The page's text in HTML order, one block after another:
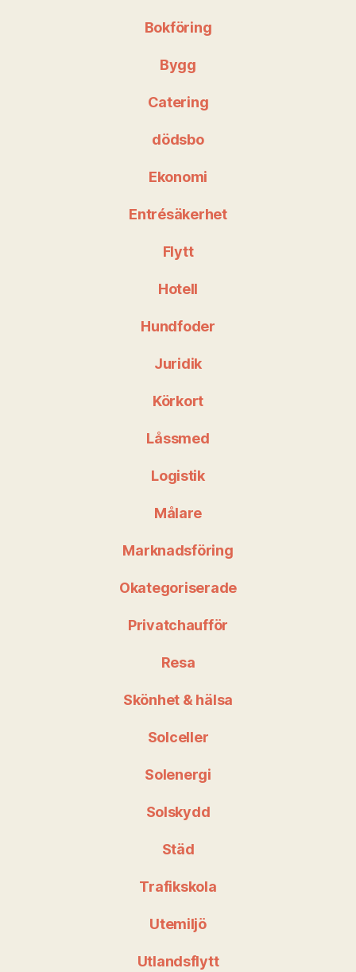
Bokföring
Bygg
Catering
dödsbo
Ekonomi
Entrésäkerhet
Flytt
Hotell
Hundfoder
Juridik
Körkort
Låssmed
Logistik
Målare
Marknadsföring
Okategoriserade
Privatchaufför
Resa
Skönhet & hälsa
Solceller
Solenergi
Solskydd
Städ
Trafikskola
Utemiljö
Utlandsflytt